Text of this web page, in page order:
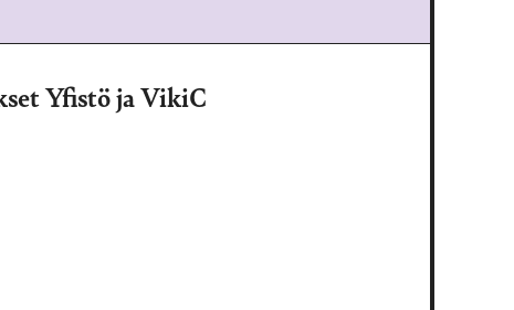
Yfistö ja VikiC